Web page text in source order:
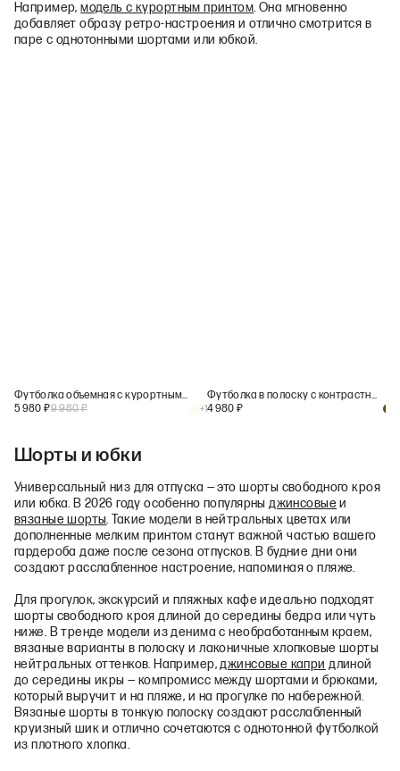
Например,модель с курортным принтом. Она мгновенно
добавляет образу ретро‑настроения и отлично смотрится в
паре с однотонными шортами или юбкой.
Футболка объемная с курортным принтом
5 980 ₽9 980₽ +1
Футболка в полоску с контрастным воротником
4 980 ₽
Шорты и юбки
Универсальный низ для отпуска — это шорты свободного кроя
или юбка. В 2026 году особенно популярныджинсовые и
вязаные шорты. Такие модели в нейтральных цветах или
дополненные мелким принтом станут важной частью вашего
гардероба даже после сезона отпусков. В будние дни они
создают расслабленное настроение, напоминая о пляже.
Для прогулок, экскурсий и пляжных кафе идеально подходят
шорты свободного кроя длиной до середины бедра или чуть
ниже. В тренде модели из денима с необработанным краем,
вязаные варианты в полоску и лаконичные хлопковые шорты
нейтральных оттенков. Например,джинсовые капри длиной
до середины икры — компромисс между шортами и брюками,
который выручит и на пляже, и на прогулке по набережной.
Вязаные шорты в тонкую полоску создают расслабленный
круизный шик и отлично сочетаются с однотонной футболкой
из плотного хлопка.